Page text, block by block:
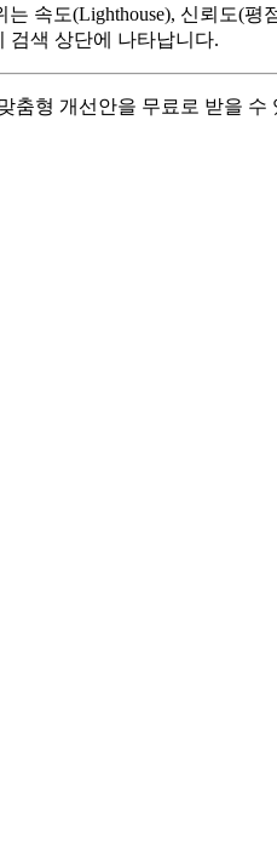
는 속도(Lighthouse), 신뢰도(
검색 상단에 나타납니다.
춤형 개선안을 무료로 받을 수